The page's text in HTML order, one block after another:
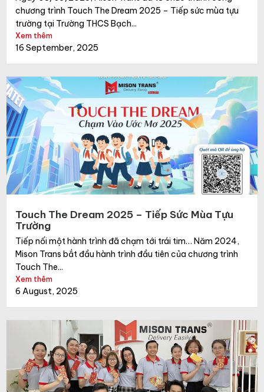
chương trình Touch The Dream 2025 – Tiếp sức mùa tựu
trường tại Trường THCS Bạch...
Xem thêm
16 September, 2025
Touch The Dream 2025 – Tiếp Sức Mùa Tựu
Trường
Tiếp nối một hành trình đã chạm tới trái tim… Năm 2024,
Mison Trans bắt đầu hành trình đầu tiên của chương trình
Touch The...
Xem thêm
6 August, 2025